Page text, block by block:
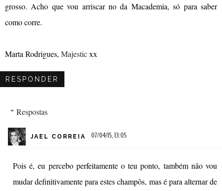
grosso. Acho que vou arriscar no da Macademia, só para saber
como corre.
Marta Rodrigues, Majesticxx
RESPONDER
Respostas
JAEL CORREIA 07/04/15, 13:05
Pois é, eu percebo perfeitamente o teu ponto, também não vou
mudar definitivamente para estes champôs, mas é para alternar de